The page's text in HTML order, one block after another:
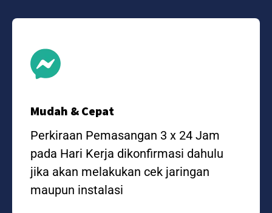
Mudah & Cepat
Perkiraan Pemasangan 3 x 24 Jam
pada Hari Kerja dikonfirmasi dahulu
jika akan melakukan cek jaringan
maupun instalasi